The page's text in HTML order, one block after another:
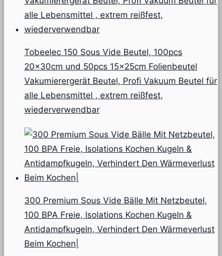
Tobeelec 150 Sous Vide Beutel, 100pcs
20x30cm und 50pcs 15x25cm Folienbeutel
Vakumierergerät Beutel, Profi Vakuum Beutel für
alle Lebensmittel , extrem reißfest,
wiederverwendbar
300 Premium Sous Vide Bälle Mit Netzbeutel,
100 BPA Freie, Isolations Kochen Kugeln &
Antidampfkugeln, Verhindert Den Wärmeverlust
Beim Kochen|